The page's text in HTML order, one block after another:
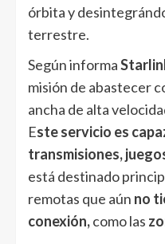
órbita y
terrestre.
Según informa
misión de abastecer
ancha de alta
Este servicio es
transmisiones,
está destinado
remotas que aún no
conexión,como las